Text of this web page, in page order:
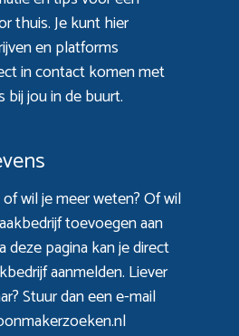
thuis. Je kunt hier
en platforms
in contact komen met
jou in de buurt.
wil je meer weten? Of wil
toevoegen aan
deze paginakan je direct
aanmelden. Liever
Stuur dan een e-mail